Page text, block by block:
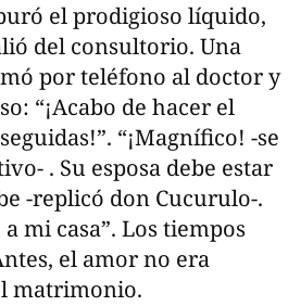
el prodigioso líquido,
del consultorio. Una
por teléfono al doctor y
“¡Acabo de hacer el
“¡Magnífico! -se
. Su esposa debe estar
-replicó don Cucurulo-.
mi casa”. Los tiempos
el amor no era
matrimonio.